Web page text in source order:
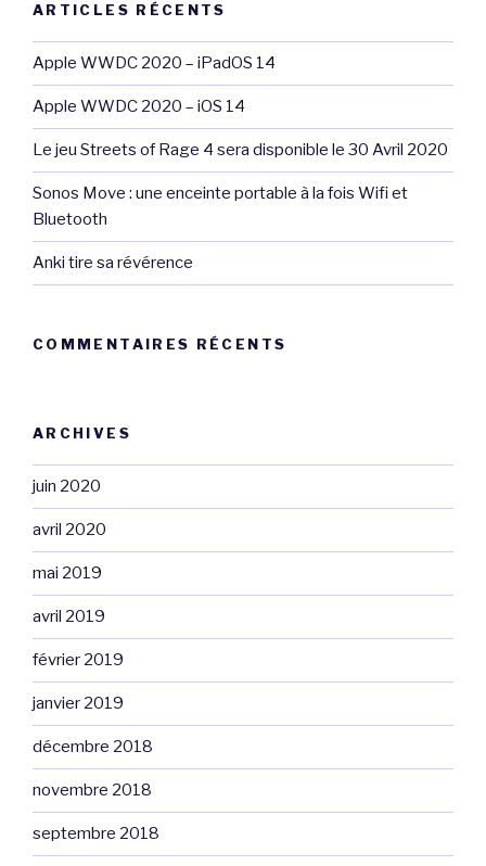
ARTICLES RÉCENTS
Apple WWDC 2020 – iPadOS 14
Apple WWDC 2020 – iOS 14
Le jeu Streets of Rage 4 sera disponible le 30 Avril 2020
Sonos Move : une enceinte portable à la fois Wifi et
Bluetooth
Anki tire sa révérence
COMMENTAIRES RÉCENTS
ARCHIVES
juin 2020
avril 2020
mai 2019
avril 2019
février 2019
janvier 2019
décembre 2018
novembre 2018
septembre 2018